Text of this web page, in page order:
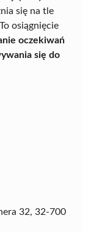
się na tle
osiągnięcie
oczekiwań
się do
32, 32-700